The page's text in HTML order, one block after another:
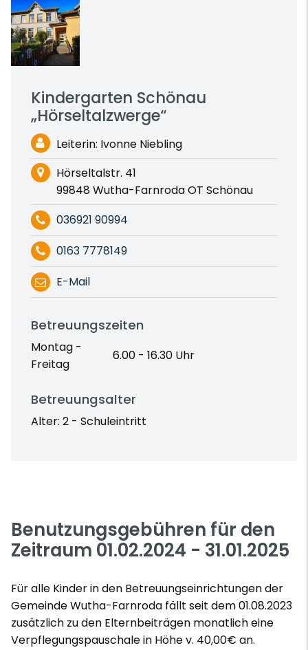
Kindergarten Schönau
„Hörseltalzwerge“
Leiterin: Ivonne Niebling
Hörseltalstr. 41
99848 Wutha-Farnroda OT Schönau
036921 90994
0163 7778149
E-Mail
Betreuungszeiten
Montag -
Freitag
6.00 - 16.30 Uhr
Betreuungsalter
Alter: 2 - Schuleintritt
Benutzungsgebühren für den
Zeitraum 01.02.2024 - 31.01.2025
Für alle Kinder in den Betreuungseinrichtungen der
Gemeinde Wutha-Farnroda fällt seit dem 01.08.2023
zusätzlich zu den Elternbeiträgen monatlich eine
Verpflegungspauschale in Höhe v. 40,00€ an.